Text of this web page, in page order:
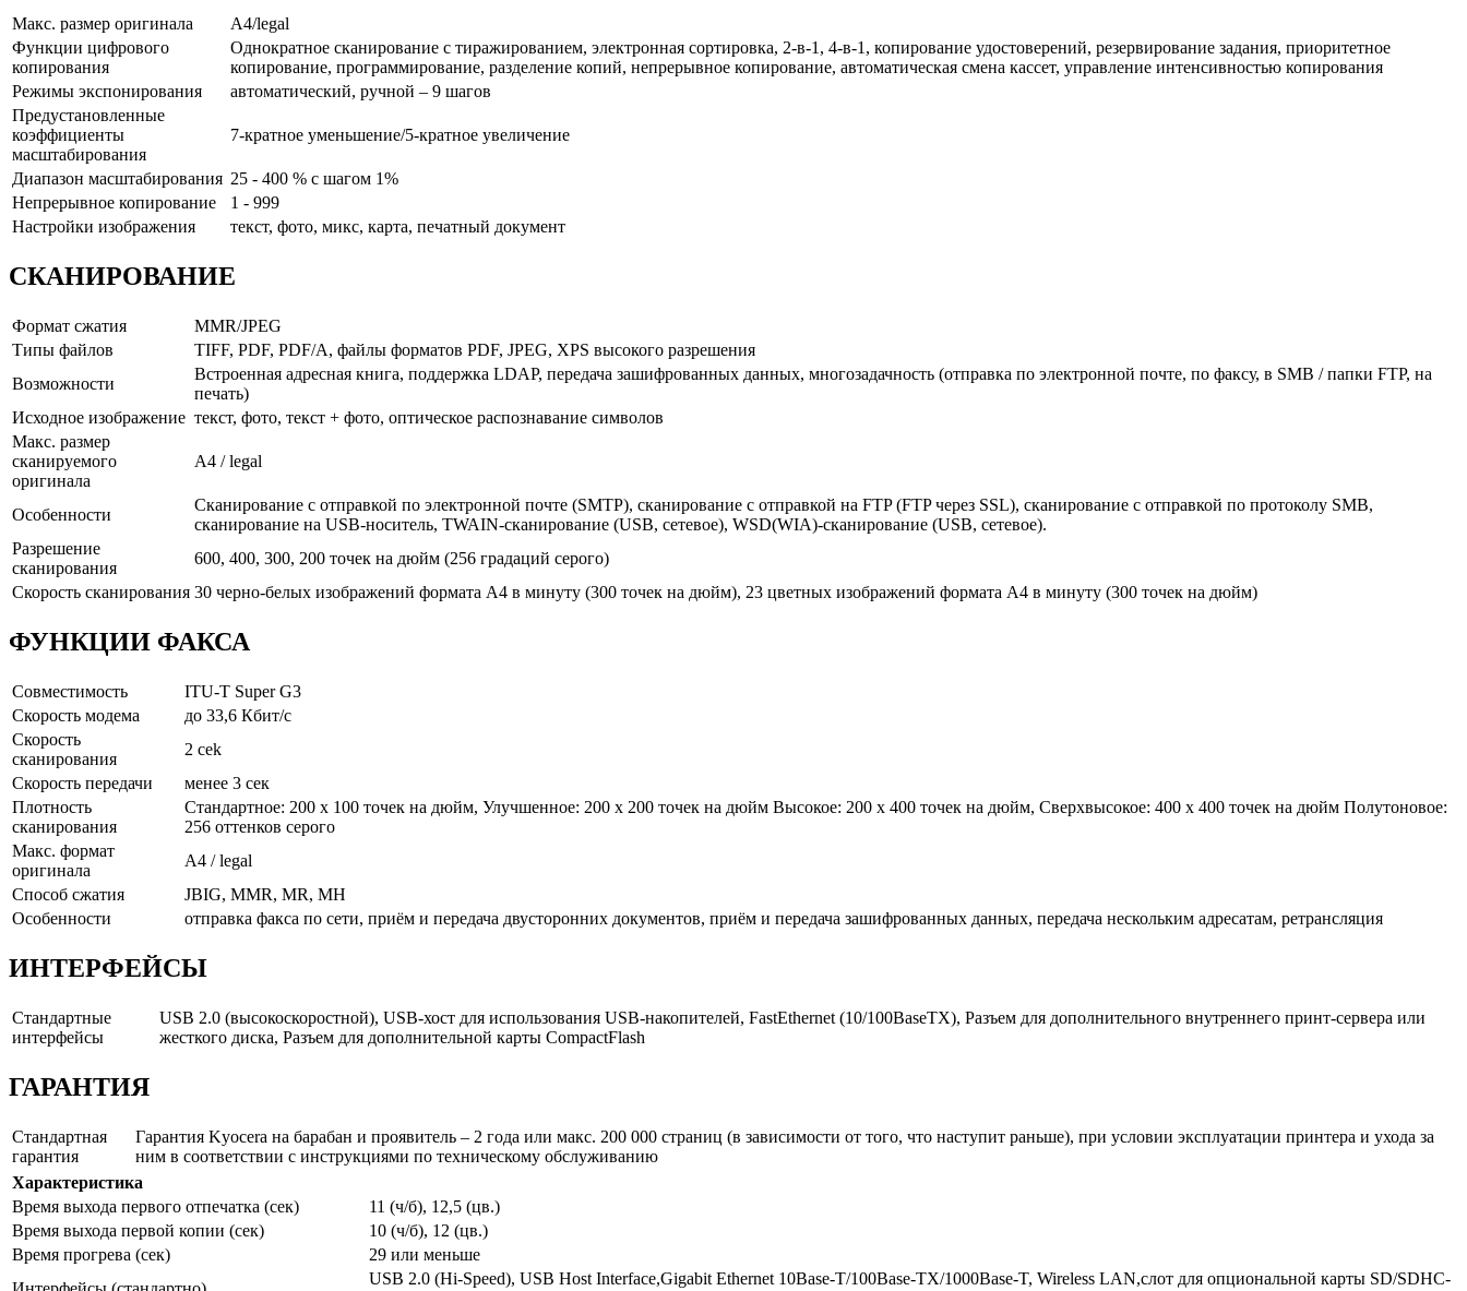
Макс. размер оригинала
A4/legal
Функции цифрового
копирования
Однократное сканирование с тиражированием, электронная сортировка, 2-в-1, 4-в-1, копирование удостоверений, резервирование задания, приоритетное
копирование, программирование, разделение копий, непрерывное копирование, автоматическая смена кассет, управление интенсивностью копирования
Режимы экспонирования
автоматический, ручной – 9 шагов
Предустановленные
коэффициенты
масштабирования
7-кратное уменьшение/5-кратное увеличение
Диапазон масштабирования 25 - 400 % с шагом 1%
Непрерывное копирование
1 - 999
Настройки изображения
текст, фото, микс, карта, печатный документ
СКАНИРОВАНИЕ
Формат сжатия
MMR/JPEG
Типы файлов
TIFF, PDF, PDF/A, файлы форматов PDF, JPEG, XPS высокого разрешения
Возможности
Встроенная адресная книга, поддержка LDAP, передача зашифрованных данных, многозадачность (отправка по электронной почте, по факсу, в SMB / папки FTP, на
печать)
Исходное изображение текст, фото, текст + фото, оптическое распознавание символов
Макс. размер
сканируемого
оригинала
A4 / legal
Особенности
Сканирование с отправкой по электронной почте (SMTP), сканирование с отправкой на FTP (FTP через SSL), сканирование с отправкой по протоколу SMB,
сканирование на USB-носитель, TWAIN-сканирование (USB, сетевое), WSD(WIA)-сканирование (USB, сетевое).
Разрешение
сканирования
600, 400, 300, 200 точек на дюйм (256 градаций серого)
Скорость сканирования 30 черно-белых изображений формата А4 в минуту (300 точек на дюйм), 23 цветных изображений формата А4 в минуту (300 точек на дюйм)
ФУНКЦИИ ФАКСА
Совместимость
ITU-T Super G3
Скорость модема
до 33,6 Кбит/с
Скорость
сканирования
2 сek
Скорость передачи
менее 3 сек
Плотность
сканирования
Стандартное: 200 x 100 точек на дюйм, Улучшенное: 200 x 200 точек на дюйм Высокое: 200 x 400 точек на дюйм, Сверхвысокое: 400 x 400 точек на дюйм Полутоновое:
256 оттенков серого
Макс. формат
оригинала
A4 / legal
Способ сжатия
JBIG, MMR, MR, MH
Особенности
отправка факса по сети, приём и передача двусторонних документов, приём и передача зашифрованных данных, передача нескольким адресатам, ретрансляция
ИНТЕРФЕЙСЫ
Стандартные
интерфейсы
USB 2.0 (высокоскоростной), USB-хост для использования USB-накопителей, FastEthernet (10/100BaseTX), Разъем для дополнительного внутреннего принт-сервера или
жесткого диска, Разъем для дополнительной карты CompactFlash
ГАРАНТИЯ
Стандартная
гарантия
Гарантия Kyocera на барабан и проявитель – 2 года или макс. 200 000 страниц (в зависимости от того, что наступит раньше), при условии эксплуатации принтера и ухода за
ним в соответствии с инструкциями по техническому обслуживанию
Характеристика
Время выхода первого отпечатка (сек)
11 (ч/б), 12,5 (цв.)
Время выхода первой копии (сек)
10 (ч/б), 12 (цв.)
Время прогрева (сек)
29 или меньше
USB 2.0 (Hi-Speed), USB Host Interface,Gigabit Ethernet 10Base-T/100Base-TX/1000Base-T, Wireless LAN,слот для опциональной карты SD/SDHC-